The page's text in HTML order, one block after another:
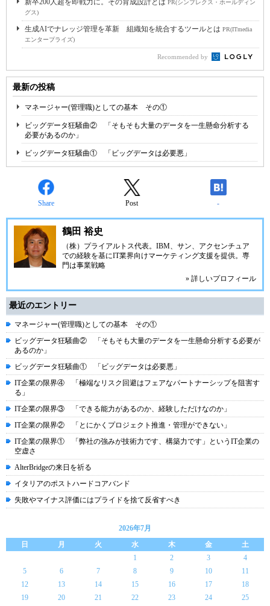
新卒200人超を即戦力に。その育成設計とは PR(シンプレクス・ホールディン
グス)
生成AIでナレッジ管理を革新 組織知を統合するツールとは PR(ITmedia
エンタープライズ)
Recommended by
最新の投稿
マネージャー(管理職)としての基本 その①
ビッグデータ狂騒曲② 「そもそも大量のデータを一生懸命分析する
必要があるのか」
ビッグデータ狂騒曲① 「ビッグデータは必要悪」
Share Post -
鶴田 裕史
（株）プライアルトス代表。IBM、サン、アクセンチュア
での経験を基にIT業界向けマーケティング支援を提供。専
門は事業戦略
» 詳しいプロフィール
最近のエントリー
マネージャー(管理職)としての基本 その①
ビッグデータ狂騒曲② 「そもそも大量のデータを一生懸命分析する必要が
あるのか」
ビッグデータ狂騒曲① 「ビッグデータは必要悪」
IT企業の限界④ 「極端なリスク回避はフェアなパートナーシップを阻害す
る」
IT企業の限界③ 「できる能力があるのか、経験しただけなのか」
IT企業の限界② 「とにかくプロジェクト推進・管理ができない」
IT企業の限界① 「弊社の強みが技術力です、構築力です」というIT企業の
空虚さ
AlterBridgeの来日を祈る
イタリアのポストハードコアバンド
失敗やマイナス評価にはプライドを捨て反省すべき
2026年7月
日
月 火 水 木 金
土
1
2 3
4
5
6 7 8 9 10
11
12
13 14 15 16 17
18
19
20 21 22 23 24
25